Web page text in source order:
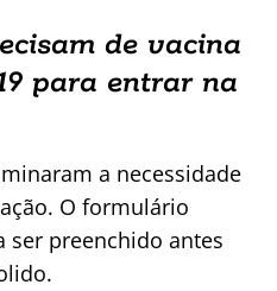
de vacina
para entrar na
a necessidade
O formulário
ser preenchido antes